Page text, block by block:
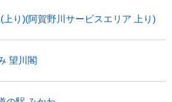
上り)(阿賀野川サービスエリア 上り)
望川閣